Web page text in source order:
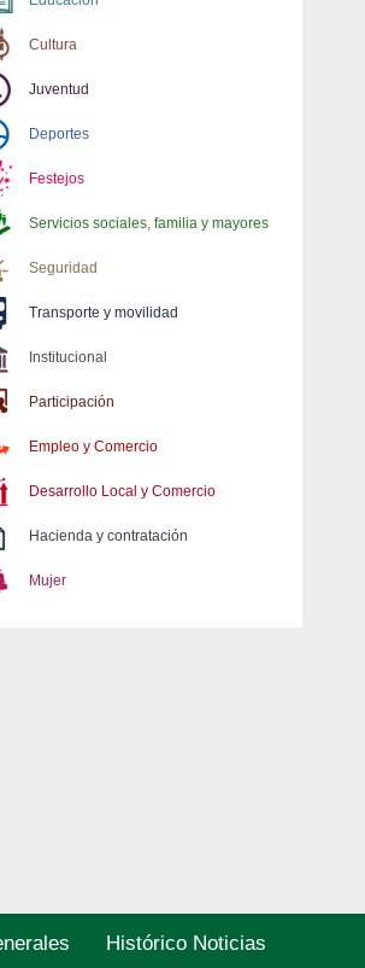
Cultura
Juventud
Deportes
Festejos
Servicios sociales, familia y mayores
Seguridad
Transporte y movilidad
Institucional
Participación
Empleo y Comercio
Desarrollo Local y Comercio
Hacienda y contratación
Mujer
Histórico Noticias